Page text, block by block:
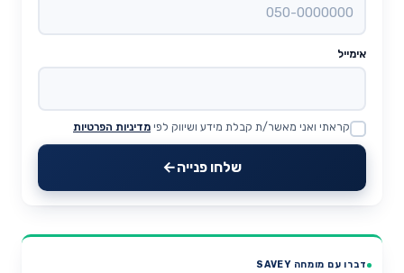
אימייל
Website
קראתי ואני מאשר/ת קבלת מידע ושיווק לפי מדיניות הפרטיות
שלחו פנייה
דברו עם מומחה SAVEY